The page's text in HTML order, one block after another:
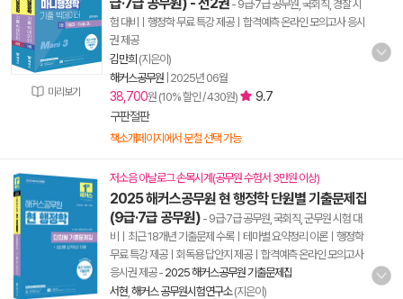
미리보기
- 9급·7급 공무원, 국회직, 경찰 시
험 대비ㅣ행정학 무료 특강 제공ㅣ합격예측 온라인 모의고사 응시
권 제공
김만희 (지은이)
해커스공무원 2025년 06월
38,700원 (10% 할인 / 430원)
9.7
구판절판
책소개페이지에서 분철 선택 가능
저소음 아날로그 손목시계(공무원 수험서 3만원 이상)
2025 해커스공무원 현 행정학 단원별 기출문제집
(9급·7급 공무원) - 9급·7급 공무원, 국회직, 군무원 시험 대
비ㅣ최근 18개년 기출문제 수록ㅣ테마별 요약정리 이론ㅣ행정학
무료 특강 제공ㅣ회독용 답안지 제공ㅣ합격예측 온라인 모의고사
응시권 제공- 2025 해커스공무원 기출문제집
서현 해커스 공무원시험연구소(지은이)